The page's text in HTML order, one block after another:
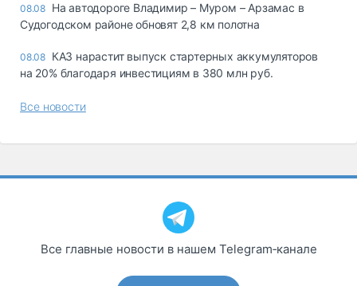
08.08 На автодороге Владимир – Муром – Арзамас в
Судогодском районе обновят 2,8 км полотна
08.08 КАЗ нарастит выпуск стартерных аккумуляторов
на 20% благодаря инвестициям в 380 млн руб.
Все новости
Все главные новости в нашем Telegram‑канале